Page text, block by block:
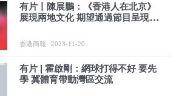
有片丨陳展鵬：《香港人在北京》
展現兩地文化 期望通過節目呈現更
香港商報 2023-11-20
有片 | 霍啟剛：網球打得不好 要先
學 冀體育帶動灣區交流